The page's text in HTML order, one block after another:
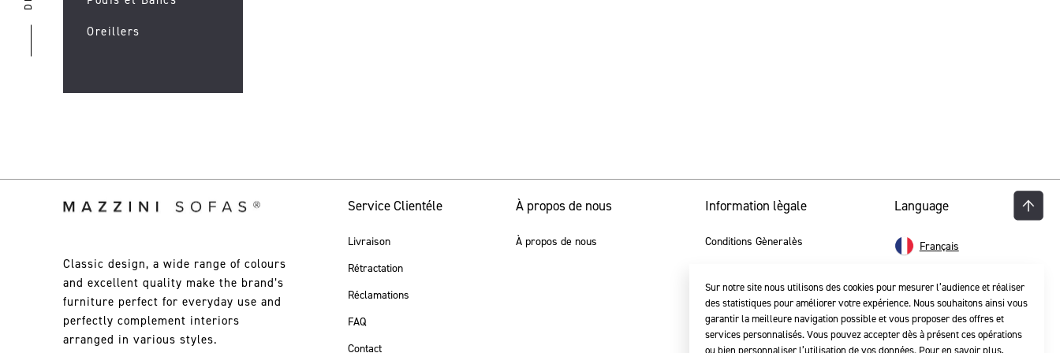
Oreillers
Classic design, a wide range of colours
and excellent quality make the brand’s
furniture perfect for everyday use and
perfectly complement interiors
arranged in various styles.
Service Clientéle
Livraison
Rétractation
Réclamations
FAQ
Contact
À propos de nous
À propos de nous
Information lègale
Conditions Gèneralès
Language
Français
Sur notre site nous utilisons des cookies pour mesurer l’audience et réaliser
des statistiques pour améliorer votre expérience. Nous souhaitons ainsi vous
garantir la meilleure navigation possible et vous proposer des offres et
services personnalisés. Vous pouvez accepter dès à présent ces opérations
ou bien personnaliser l’utilisation de vos données. Pour en savoir plus,